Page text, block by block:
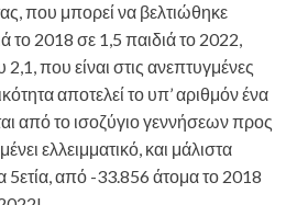
που μπορεί να βελτιώθηκε
το 2018 σε 1,5 παιδιά το 2022,
2,1, που είναι στις ανεπτυγμένες
αποτελεί το υπ’ αριθμόν ένα
από το ισοζύγιο γεννήσεων προς
ελλειμματικό, και μάλιστα
5ετία, από -33.856 άτομα το 2018